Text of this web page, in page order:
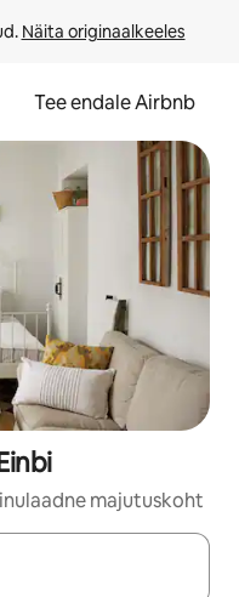
Näita originaalkeeles
Tee endale Airbnb
majutuskoht
nooleklahvidega või